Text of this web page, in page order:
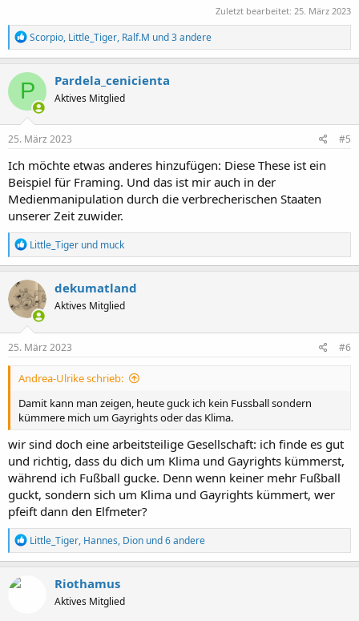
Zuletzt bearbeitet: 25. März 2023
R
e
a
k
t
o
n
e
:
Scorpio, Little_Tiger, Ralf.M und 3 andere
P Pardela_cenicienta
Aktives Mitglied
25. März 2023 #5
Ich möchte etwas anderes hinzufügen: Diese These ist ein
Beispiel für Framing. Und das ist mir auch in der
Medienmanipulation durch die verbrecherischen Staaten
unserer Zeit zuwider.
R
e
a
k
t
i
o
n
e
Little_Tiger und muck
dekumatland
Aktives Mitglied
25. März 2023 #6
Andrea-Ulrike schrieb:
Damit kann man zeigen, heute guck ich kein Fussball sondern
kümmere mich um Gayrights oder das Klima.
wir sind doch eine arbeitsteilige Gesellschaft: ich finde es gut
und richtig, dass du dich um Klima und Gayrights kümmerst,
während ich Fußball gucke. Denn wenn keiner mehr Fußball
guckt, sondern sich um Klima und Gayrights kümmert, wer
pfeift dann den Elfmeter?
R
e
a
Little_Tiger, Hannes, Dion und 6 andere
Riothamus
Aktives Mitglied